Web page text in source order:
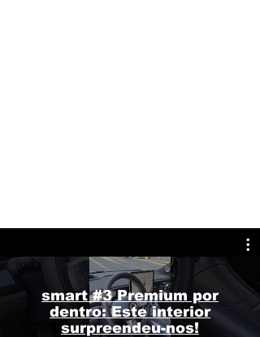
smart #3 Premium por
dentro: Este interior
surpreendeu-nos!